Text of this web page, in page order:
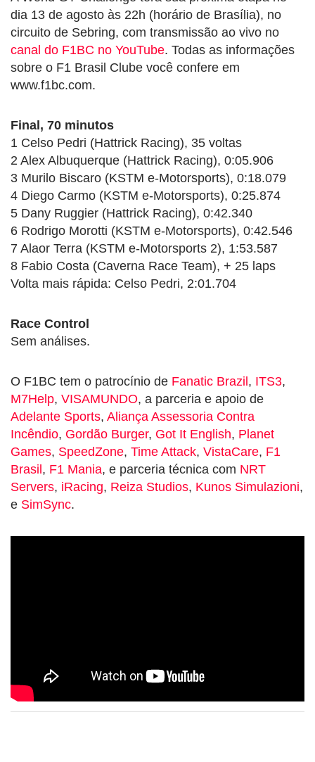
dia 13 de agosto às 22h (horário de Brasília), no
circuito de Sebring, com transmissão ao vivo no
canal do F1BC no YouTube. Todas as informações
sobre o F1 Brasil Clube você confere em
www.f1bc.com.
Final, 70 minutos
1 Celso Pedri (Hattrick Racing), 35 voltas
2 Alex Albuquerque (Hattrick Racing), 0:05.906
3 Murilo Biscaro (KSTM e-Motorsports), 0:18.079
4 Diego Carmo (KSTM e-Motorsports), 0:25.874
5 Dany Ruggier (Hattrick Racing), 0:42.340
6 Rodrigo Morotti (KSTM e-Motorsports), 0:42.546
7 Alaor Terra (KSTM e-Motorsports 2), 1:53.587
8 Fabio Costa (Caverna Race Team), + 25 laps
Volta mais rápida: Celso Pedri, 2:01.704
Race Control
Sem análises.
O F1BC tem o patrocínio de Fanatic Brazil, ITS3,
M7Help, VISAMUNDO, a parceria e apoio de
Adelante Sports, Aliança Assessoria Contra
Incêndio, Gordão Burger, Got It English, Planet
Games, SpeedZone, Time Attack, VistaCare, F1
Brasil, F1 Mania, e parceria técnica com NRT
Servers, iRacing, Reiza Studios, Kunos Simulazioni,
e SimSync.